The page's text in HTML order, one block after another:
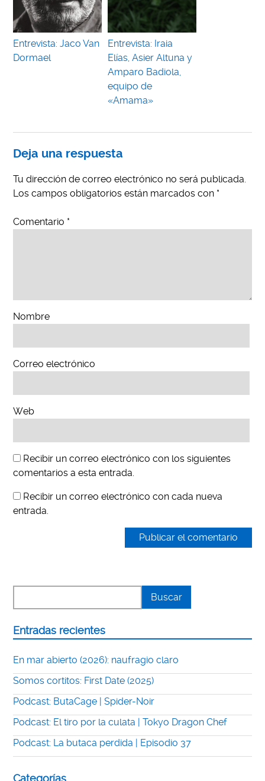
Entrevista: Jaco Van
Dormael
Entrevista: Iraia
Elías, Asier Altuna y
Amparo Badiola,
equipo de
«Amama»
Deja una respuesta
Tu dirección de correo electrónico no será publicada.
Los campos obligatorios están marcados con *
Comentario *
Nombre
Correo electrónico
Web
Recibir un correo electrónico con los siguientes
comentarios a esta entrada.
Recibir un correo electrónico con cada nueva
entrada.
Entradas recientes
En mar abierto (2026): naufragio claro
Somos cortitos: First Date (2025)
Podcast: ButaCage | Spider-Noir
Podcast: El tiro por la culata | Tokyo Dragon Chef
Podcast: La butaca perdida | Episodio 37
Categorías